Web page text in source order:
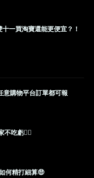
一買淘寶還能更便宜？！
意購物平台訂單都可報
吃虧👍🏼
何精打細算🤑